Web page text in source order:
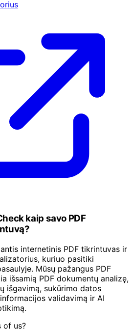
kaip savo PDF
internetinis PDF tikrintuvas ir
kuriuo pasitiki
Mūsų pažangus PDF
išsamią PDF dokumentų analizę,
išgavimą, sukūrimo datos
validavimą ir AI
of us?